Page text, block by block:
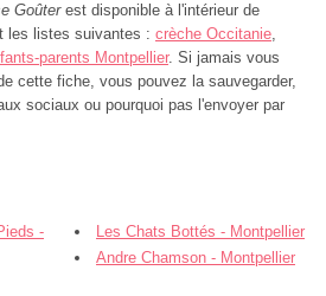
Goûterest disponible à l'intérieur de
les listes suivantes : crèche Occitanie,
parents Montpellier. Si jamais vous
cette fiche, vous pouvez la sauvegarder,
sociaux ou pourquoi pas l'envoyer par
-
Les Chats Bottés - Montpellier
Andre Chamson - Montpellier